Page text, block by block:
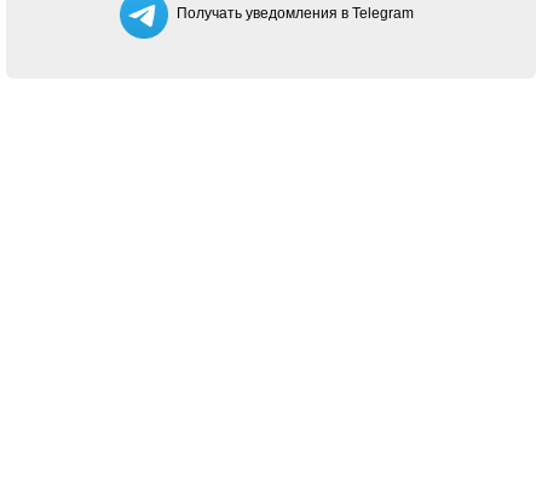
Получать уведомления в Telegram